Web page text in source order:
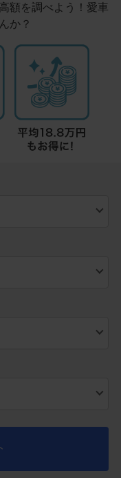
額を調べよう！愛車
か？